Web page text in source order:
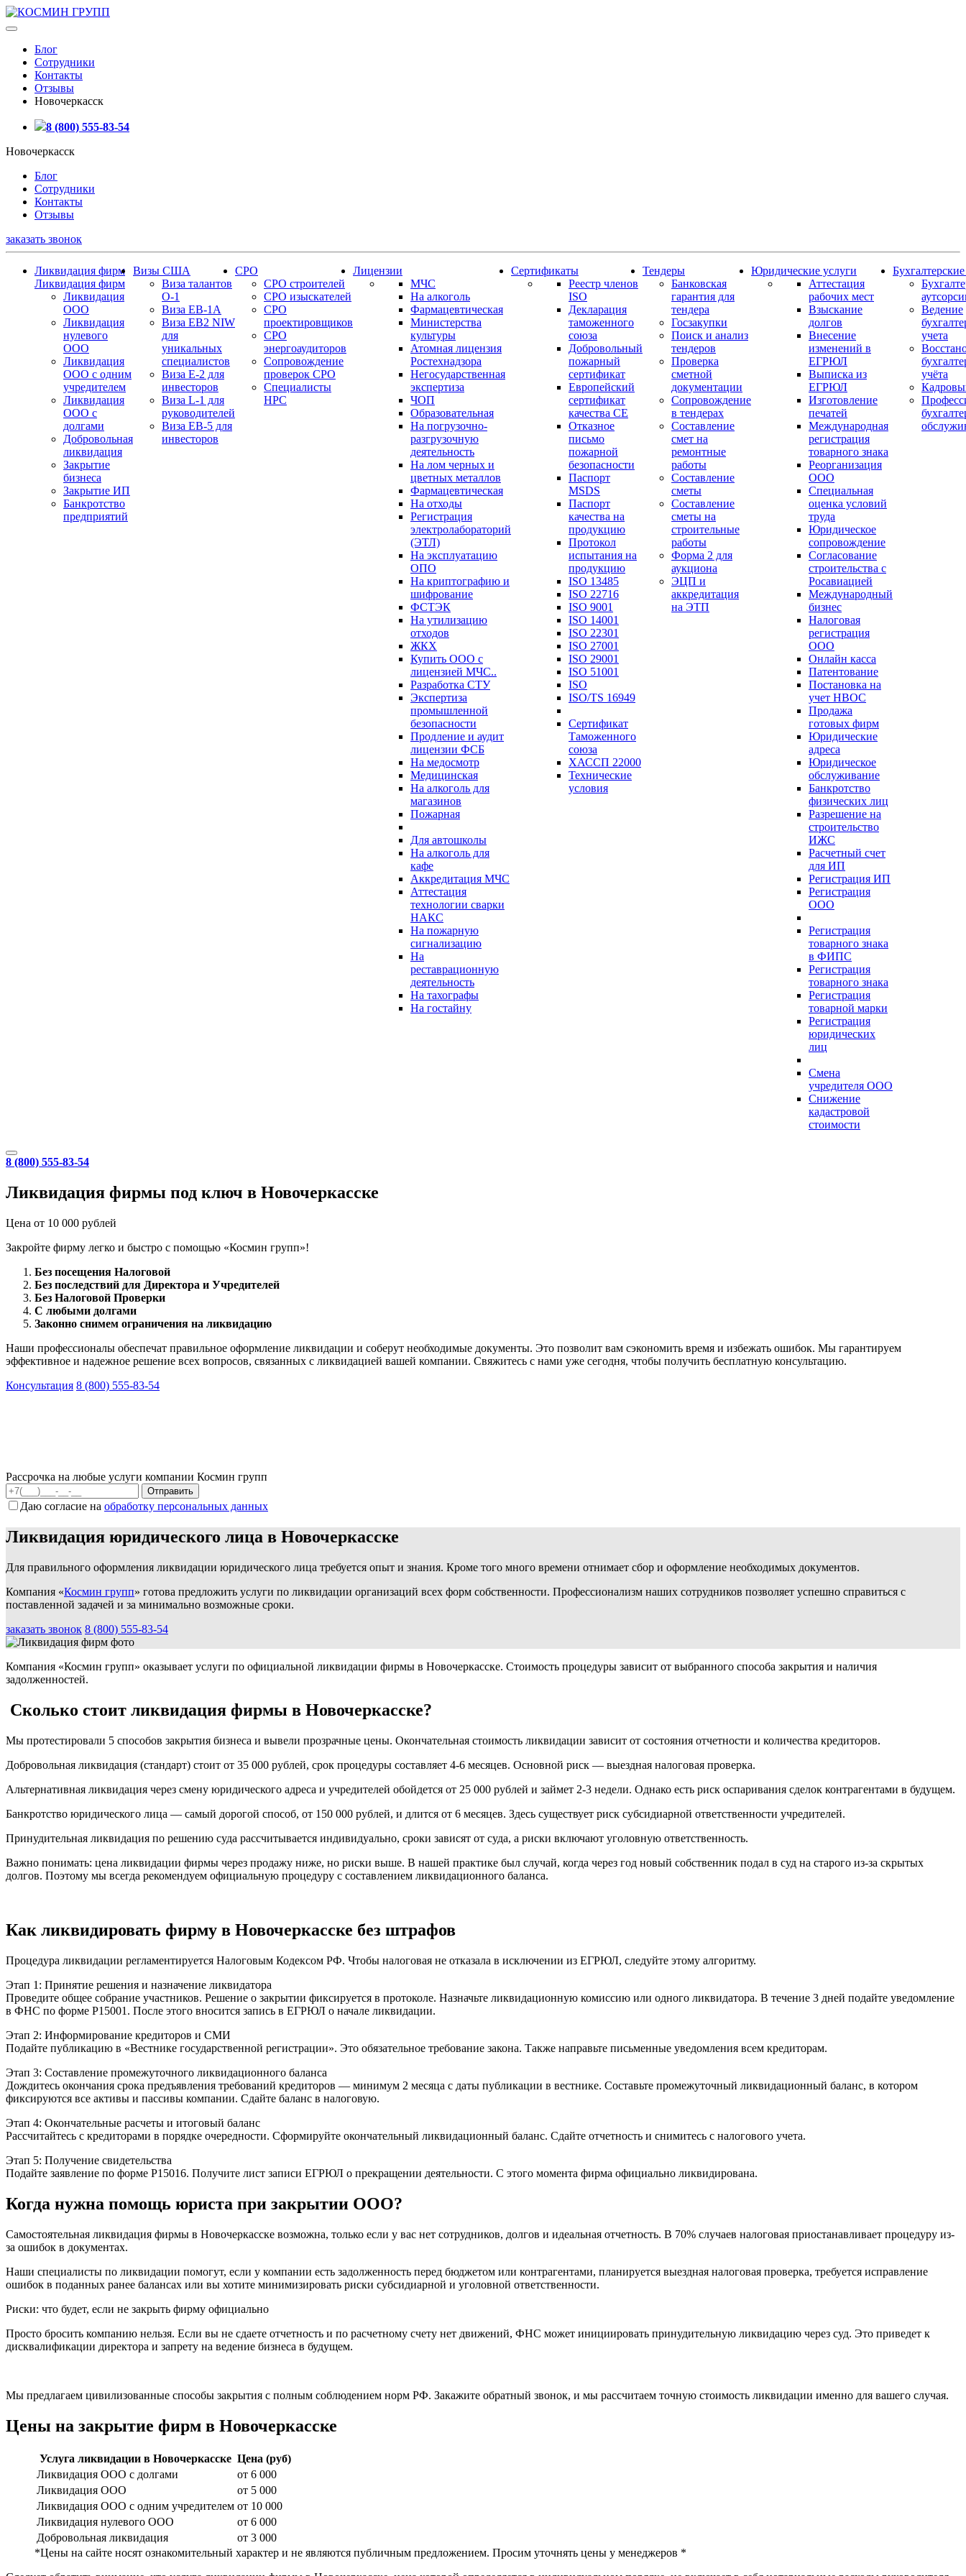
Блог
Сотрудники
Контакты
Отзывы
Новочеркасск
8 (800) 555-83-54
Новочеркасск
Блог
Сотрудники
Контакты
Отзывы
заказать звонок
Ликвидация фирм
Ликвидация фирм
Ликвидация
ООО
Ликвидация
нулевого
ООО
Ликвидация
ООО с одним
учредителем
Ликвидация
ООО с
долгами
Добровольная
ликвидация
Закрытие
бизнеса
Закрытие ИП
Банкротство
предприятий
Визы США
Виза талантов
О-1
Виза EB-1A
Виза EB2 NIW
для
уникальных
специалистов
Виза E-2 для
инвесторов
Виза L-1 для
руководителей
Виза EB-5 для
инвесторов
СРО
СРО строителей
СРО изыскателей
СРО
проектировщиков
СРО
энергоаудиторов
Сопровождение
проверок СРО
Специалисты
НРС
Лицензии
МЧС
На алкоголь
Фармацевтическая
Министерства
культуры
Атомная лицензия
Ростехнадзора
Негосударственная
экспертиза
ЧОП
Образовательная
На погрузочно-
разгрузочную
деятельность
На лом черных и
цветных металлов
Фармацевтическая
На отходы
Регистрация
электролабораторий
(ЭТЛ)
На эксплуатацию
ОПО
На криптографию и
шифрование
ФСТЭК
На утилизацию
отходов
ЖКХ
Купить ООО с
лицензией МЧС..
Разработка СТУ
Экспертиза
промышленной
безопасности
Продление и аудит
лицензии ФСБ
На медосмотр
Медицинская
На алкоголь для
магазинов
Пожарная
Для автошколы
На алкоголь для
кафе
Аккредитация МЧС
Аттестация
технологии сварки
НАКС
На пожарную
сигнализацию
На
реставрационную
деятельность
На тахографы
На гостайну
Сертификаты
Реестр членов
ISO
Декларация
таможенного
союза
Добровольный
пожарный
сертификат
Европейский
сертификат
качества СЕ
Отказное
письмо
пожарной
безопасности
Паспорт
МSDS
Паспорт
качества на
продукцию
Протокол
испытания на
продукцию
ISO 13485
ISO 22716
ISO 9001
ISO 14001
ISO 22301
ISO 27001
ISO 29001
ISO 51001
ISO
ISO/TS 16949
Сертификат
Таможенного
союза
ХАССП 22000
Технические
условия
Тендеры
Банковская
гарантия для
тендера
Госзакупки
Поиск и анализ
тендеров
Проверка
сметной
документации
Сопровождение
в тендерах
Составление
смет на
ремонтные
работы
Составление
сметы
Составление
сметы на
строительные
работы
Форма 2 для
аукциона
ЭЦП и
аккредитация
на ЭТП
Юридические услуги
Аттестация
рабочих мест
Взыскание
долгов
Внесение
изменений в
ЕГРЮЛ
Выписка из
ЕГРЮЛ
Изготовление
печатей
Международная
регистрация
товарного знака
Реорганизация
ООО
Специальная
оценка условий
труда
Юридическое
сопровождение
Согласование
строительства с
Росавиацией
Международный
бизнес
Налоговая
регистрация
ООО
Онлайн касса
Патентование
Постановка на
учет НВОС
Продажа
готовых фирм
Юридические
адреса
Юридическое
обслуживание
Банкротство
физических лиц
Разрешение на
строительство
ИЖС
Расчетный счет
для ИП
Регистрация ИП
Регистрация
ООО
Регистрация
товарного знака
в ФИПС
Регистрация
товарного знака
Регистрация
товарной марки
Регистрация
юридических
лиц
Смена
учредителя ООО
Снижение
кадастровой
стоимости
Ведение
учета
учёта
8 (800) 555-83-54
Ликвидация фирмы под ключ в Новочеркасске
Цена от 10 000 рублей
Закройте фирму легко и быстро с помощью «Космин групп»!
Без посещения Налоговой
Без последствий для Директора и Учредителей
Без Налоговой Проверки
С любыми долгами
Законно снимем ограничения на ликвидацию
Наши профессионалы обеспечат правильное оформление ликвидации и соберут необходимые документы. Это позволит вам сэкономить время и избежать ошибок. Мы гарантируем
эффективное и надежное решение всех вопросов, связанных с ликвидацией вашей компании. Свяжитесь с нами уже сегодня, чтобы получить бесплатную консультацию.
Консультация 8 (800) 555-83-54
Рассрочка на любые услуги компании Космин групп
Даю согласие на обработку персональных данных
Ликвидация юридического лица в Новочеркасске
Для правильного оформления ликвидации юридического лица требуется опыт и знания. Кроме того много времени отнимает сбор и оформление необходимых документов.
Компания «Космин групп» готова предложить услуги по ликвидации организаций всех форм собственности. Профессионализм наших сотрудников позволяет успешно справиться с
поставленной задачей и за минимально возможные сроки.
заказать звонок 8 (800) 555-83-54
Компания «Космин групп» оказывает услуги по официальной ликвидации фирмы в Новочеркасске. Стоимость процедуры зависит от выбранного способа закрытия и наличия
задолженностей.
Сколько стоит ликвидация фирмы в Новочеркасске?
Мы протестировали 5 способов закрытия бизнеса и вывели прозрачные цены. Окончательная стоимость ликвидации зависит от состояния отчетности и количества кредиторов.
Добровольная ликвидация (стандарт) стоит от 35 000 рублей, срок процедуры составляет 4-6 месяцев. Основной риск — выездная налоговая проверка.
Альтернативная ликвидация через смену юридического адреса и учредителей обойдется от 25 000 рублей и займет 2-3 недели. Однако есть риск оспаривания сделок контрагентами в будущем.
Банкротство юридического лица — самый дорогой способ, от 150 000 рублей, и длится от 6 месяцев. Здесь существует риск субсидиарной ответственности учредителей.
Принудительная ликвидация по решению суда рассчитывается индивидуально, сроки зависят от суда, а риски включают уголовную ответственность.
Важно понимать: цена ликвидации фирмы через продажу ниже, но риски выше. В нашей практике был случай, когда через год новый собственник подал в суд на старого из-за скрытых
долгов. Поэтому мы всегда рекомендуем официальную процедуру с составлением ликвидационного баланса.
Как ликвидировать фирму в Новочеркасске без штрафов
Процедура ликвидации регламентируется Налоговым Кодексом РФ. Чтобы налоговая не отказала в исключении из ЕГРЮЛ, следуйте этому алгоритму.
Этап 1: Принятие решения и назначение ликвидатора
Проведите общее собрание участников. Решение о закрытии фиксируется в протоколе. Назначьте ликвидационную комиссию или одного ликвидатора. В течение 3 дней подайте уведомление
в ФНС по форме Р15001. После этого вносится запись в ЕГРЮЛ о начале ликвидации.
Этап 2: Информирование кредиторов и СМИ
Подайте публикацию в «Вестнике государственной регистрации». Это обязательное требование закона. Также направьте письменные уведомления всем кредиторам.
Этап 3: Составление промежуточного ликвидационного баланса
Дождитесь окончания срока предъявления требований кредиторов — минимум 2 месяца с даты публикации в вестнике. Составьте промежуточный ликвидационный баланс, в котором
фиксируются все активы и пассивы компании. Сдайте баланс в налоговую.
Этап 4: Окончательные расчеты и итоговый баланс
Рассчитайтесь с кредиторами в порядке очередности. Сформируйте окончательный ликвидационный баланс. Сдайте отчетность и снимитесь с налогового учета.
Этап 5: Получение свидетельства
Подайте заявление по форме Р15016. Получите лист записи ЕГРЮЛ о прекращении деятельности. С этого момента фирма официально ликвидирована.
Когда нужна помощь юриста при закрытии ООО?
Самостоятельная ликвидация фирмы в Новочеркасске возможна, только если у вас нет сотрудников, долгов и идеальная отчетность. В 70% случаев налоговая приостанавливает процедуру из-
за ошибок в документах.
Наши специалисты по ликвидации помогут, если у компании есть задолженность перед бюджетом или контрагентами, планируется выездная налоговая проверка, требуется исправление
ошибок в поданных ранее балансах или вы хотите минимизировать риски субсидиарной и уголовной ответственности.
Риски: что будет, если не закрыть фирму официально
Просто бросить компанию нельзя. Если вы не сдаете отчетность и по расчетному счету нет движений, ФНС может инициировать принудительную ликвидацию через суд. Это приведет к
дисквалификации директора и запрету на ведение бизнеса в будущем.
Мы предлагаем цивилизованные способы закрытия с полным соблюдением норм РФ. Закажите обратный звонок, и мы рассчитаем точную стоимость ликвидации именно для вашего случая.
Цены на закрытие фирм в Новочеркасске
Услуга ликвидации в Новочеркасске Цена (руб)
Ликвидация ООО с долгами
от 6 000
Ликвидация ООО
от 5 000
Ликвидация ООО с одним учредителем от 10 000
Ликвидация нулевого ООО
от 6 000
Добровольная ликвидация
от 3 000
*Цены на сайте носят ознакомительный характер и не являются публичным предложением. Просим уточнять цены у менеджеров *